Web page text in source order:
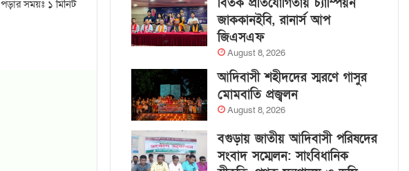
পড়ার সময়ঃ ১ মিনিট
জাককানইবি, রানার্স আপ
জিএসএফ
August 8, 2026
আদিবাসী শহীদদের স্মরণে গাসুর
মোমবাতি প্রজ্বলন
August 8, 2026
বগুড়ায় জাতীয় আদিবাসী পরিষদের
সংবাদ সম্মেলন: সাংবিধানিক